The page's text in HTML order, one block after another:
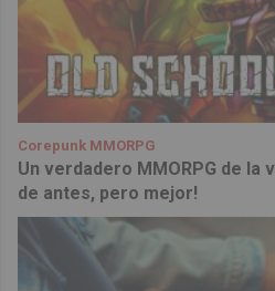
Corepunk MMORPG
Un verdadero MMORPG de la
de antes, pero mejor!